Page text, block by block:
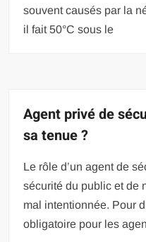
souvent causés par la
il fait 50°C sous le
Agent privé de
sa tenue ?
Le rôle d’un agent de
sécurité du public et de
mal intentionnée. Pour
obligatoire pour les